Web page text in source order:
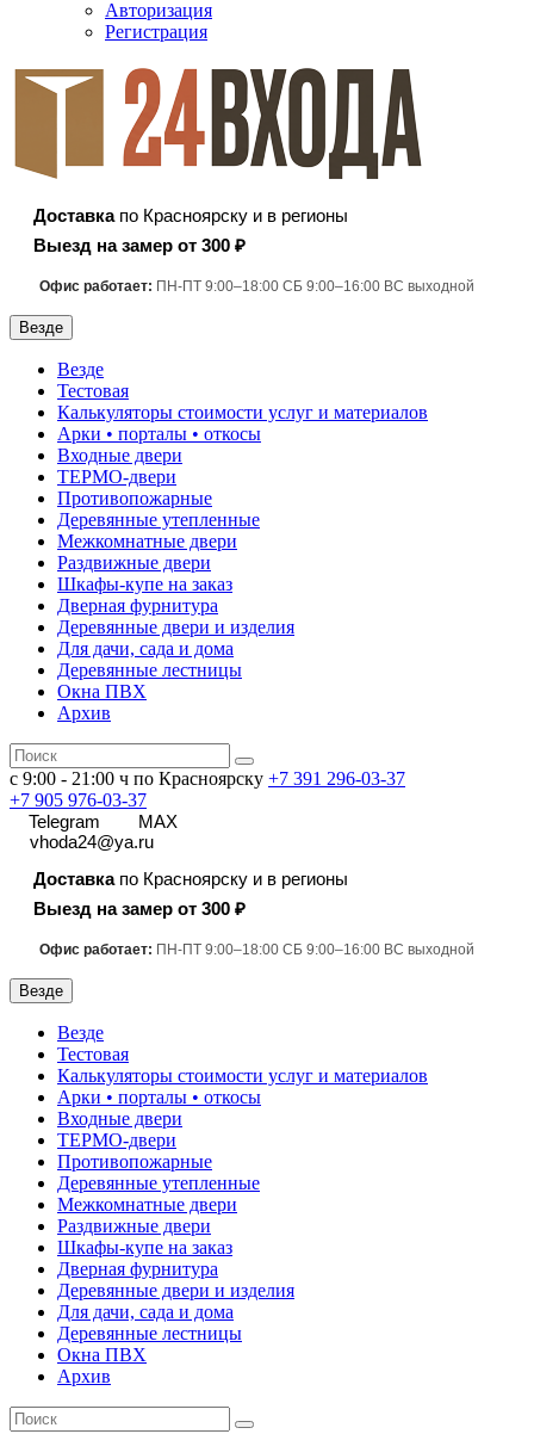
Авторизация
Регистрация
Доставкапо Красноярску и в регионы
Выезд на замер от 300 ₽
Офис работает: ПН-ПТ 9:00–18:00 СБ 9:00–16:00 ВС выходной
Везде
Везде
Тестовая
Калькуляторы стоимости услуг и материалов
Арки • порталы • откосы
Входные двери
ТЕРМО-двери
Противопожарные
Деревянные утепленные
Межкомнатные двери
Раздвижные двери
Шкафы-купе на заказ
Дверная фурнитура
Деревянные двери и изделия
Для дачи, сада и дома
Деревянные лестницы
Окна ПВХ
Архив
с 9:00 - 21:00 ч по Красноярску +7 391 296-03-37
+7 905 976-03-37
Telegram
MAX
vhoda24@ya.ru
Доставкапо Красноярску и в регионы
Выезд на замер от 300 ₽
Офис работает: ПН-ПТ 9:00–18:00 СБ 9:00–16:00 ВС выходной
Везде
Везде
Тестовая
Калькуляторы стоимости услуг и материалов
Арки • порталы • откосы
Входные двери
ТЕРМО-двери
Противопожарные
Деревянные утепленные
Межкомнатные двери
Раздвижные двери
Шкафы-купе на заказ
Дверная фурнитура
Деревянные двери и изделия
Для дачи, сада и дома
Деревянные лестницы
Окна ПВХ
Архив